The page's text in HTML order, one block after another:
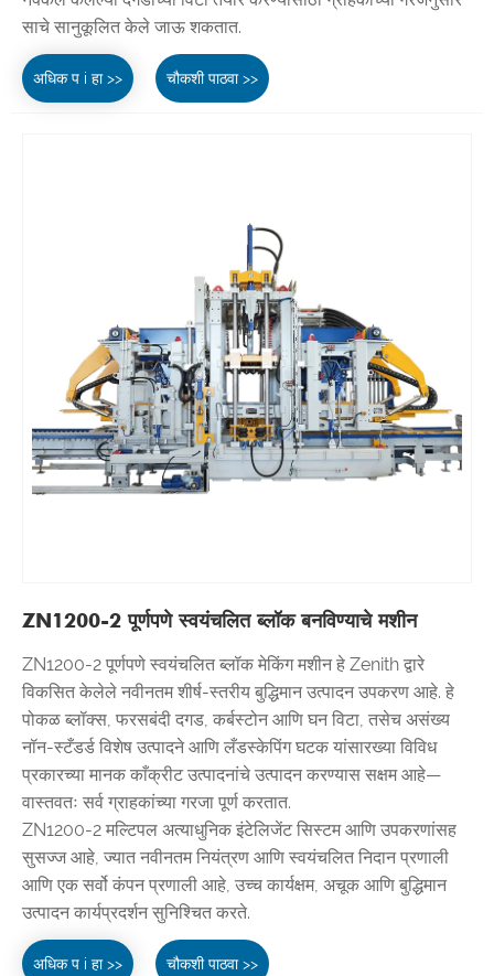
साचे सानुकूलित केले जाऊ शकतात.
अधिक प i हा >> चौकशी पाठवा >>
ZN1200-2 पूर्णपणे स्वयंचलित ब्लॉक बनविण्याचे मशीन
ZN1200-2 पूर्णपणे स्वयंचलित ब्लॉक मेकिंग मशीन हे Zenith द्वारे
विकसित केलेले नवीनतम शीर्ष-स्तरीय बुद्धिमान उत्पादन उपकरण आहे. हे
पोकळ ब्लॉक्स, फरसबंदी दगड, कर्बस्टोन आणि घन विटा, तसेच असंख्य
नॉन-स्टँडर्ड विशेष उत्पादने आणि लँडस्केपिंग घटक यांसारख्या विविध
प्रकारच्या मानक काँक्रीट उत्पादनांचे उत्पादन करण्यास सक्षम आहे—
वास्तवतः सर्व ग्राहकांच्या गरजा पूर्ण करतात.
ZN1200-2 मल्टिपल अत्याधुनिक इंटेलिजेंट सिस्टम आणि उपकरणांसह
सुसज्ज आहे, ज्यात नवीनतम नियंत्रण आणि स्वयंचलित निदान प्रणाली
आणि एक सर्वो कंपन प्रणाली आहे, उच्च कार्यक्षम, अचूक आणि बुद्धिमान
उत्पादन कार्यप्रदर्शन सुनिश्चित करते.
अधिक प i हा >> चौकशी पाठवा >>